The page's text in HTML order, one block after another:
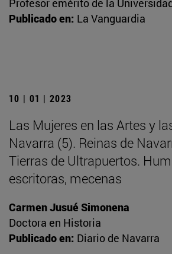
Profesor emérito de la
Publicado en: La Vanguardia
10 | 01 | 2023
Las Mujeres en las Artes y
Navarra (5). Reinas de
Tierras de Ultrapuertos.
escritoras, mecenas
Carmen Jusué Simonena
Doctora en Historia
Publicado en: Diario de Navarra